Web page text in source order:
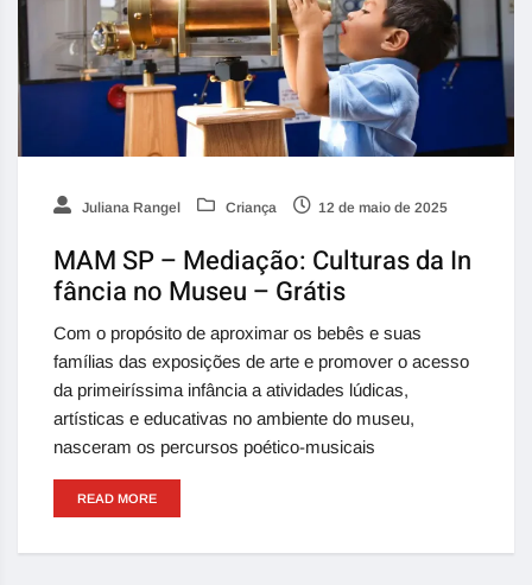
Juliana Rangel Criança 12 de maio de 2025
MAM SP – Mediação: Culturas da In
fância no Museu – Grátis
Com o propósito de aproximar os bebês e suas
famílias das exposições de arte e promover o acesso
da primeiríssima infância a atividades lúdicas,
artísticas e educativas no ambiente do museu,
nasceram os percursos poético-musicais
READ MORE